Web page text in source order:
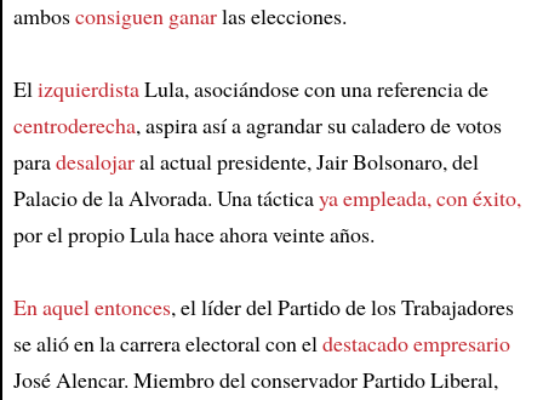
ambosconsiguen ganarlas elecciones.
ElizquierdistaLula, asociándose con una referencia de
centroderecha, aspira así a agrandar su caladero de votos
paradesalojaral actual presidente, Jair Bolsonaro, del
Palacio de la Alvorada. Una tácticaya empleada, con éxito,
por el propio Lula hace ahora veinte años.
En aquel entonces, el líder del Partido de los Trabajadores
se alió en la carrera electoral con eldestacado empresario
José Alencar. Miembro del conservador Partido Liberal,